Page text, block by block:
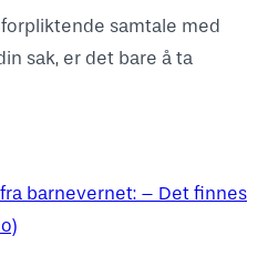
samtale med
sak, er det bare å ta
barnevernet: – Det finnes